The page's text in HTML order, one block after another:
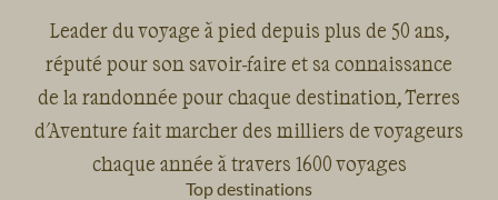
Leader du voyage à pied depuis plus de 50 ans,
réputé pour son savoir-faire et sa connaissance
de la randonnée pour chaque destination, Terres
d'Aventure fait marcher des milliers de voyageurs
chaque année à travers 1600 voyages
Top destinations